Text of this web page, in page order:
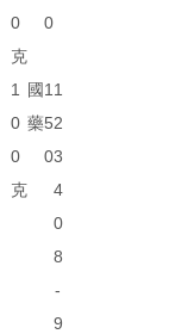
0
克
0
1
0
0
克
國
藥
1
5
0
1
2
3
4
0
8
-
9